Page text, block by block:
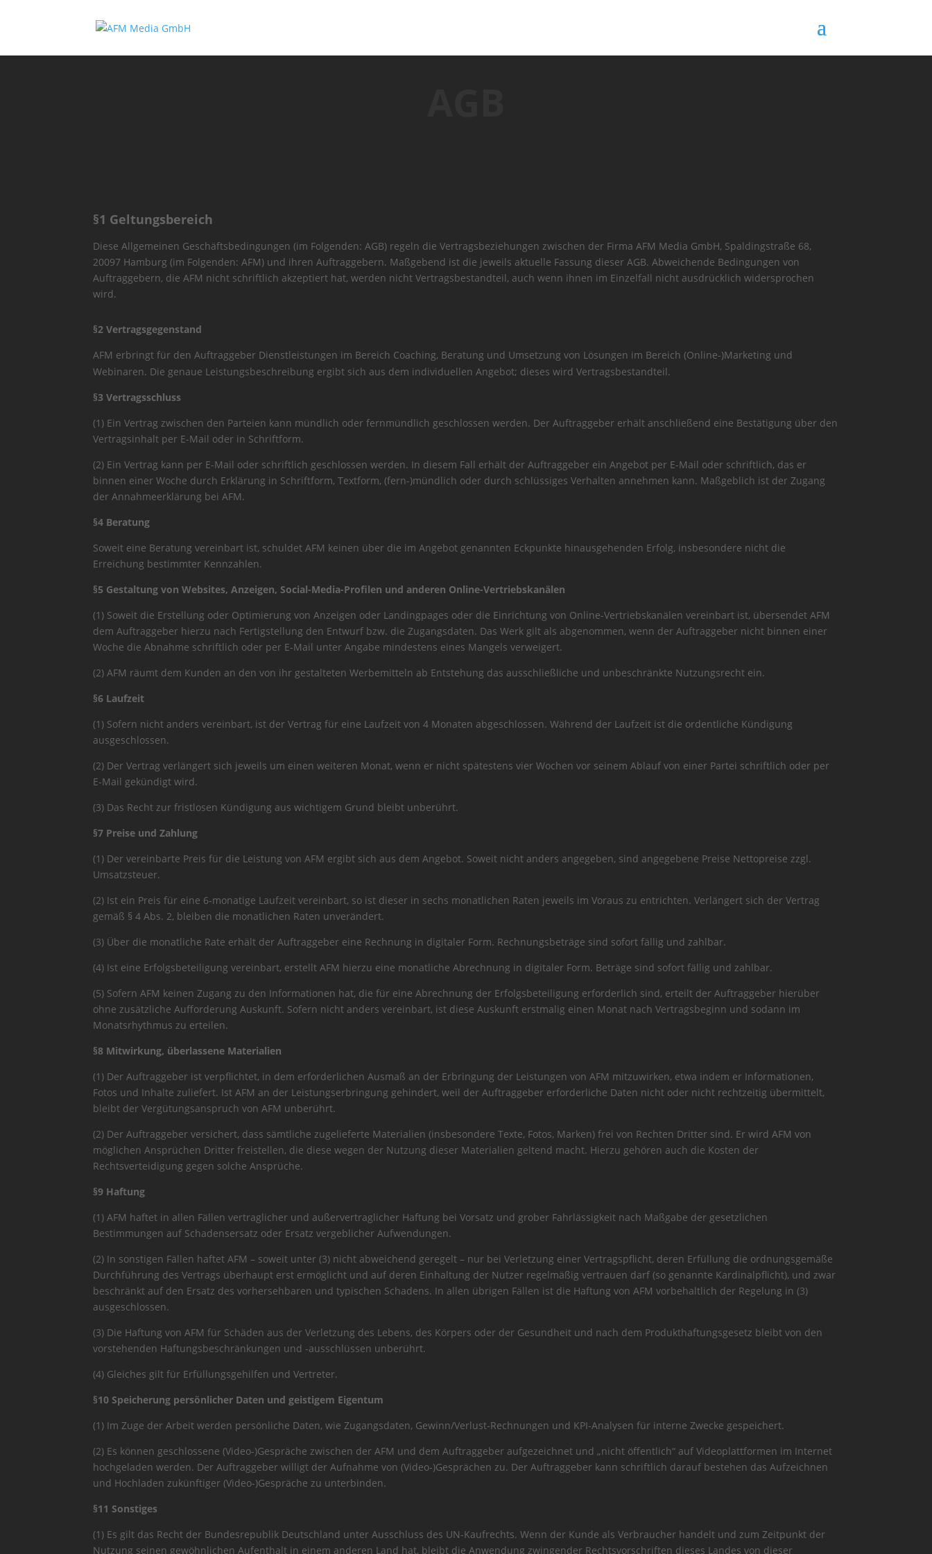
§1 Geltungsbereich
Diese Allgemeinen Geschäftsbedingungen (im Folgenden: AGB) regeln die Vertragsbeziehungen zwischen der Firma AFM Media GmbH, Spaldingstraße 68,
20097 Hamburg (im Folgenden: AFM) und ihren Auftraggebern. Maßgebend ist die jeweils aktuelle Fassung dieser AGB. Abweichende Bedingungen von
Auftraggebern, die AFM nicht schriftlich akzeptiert hat, werden nicht Vertragsbestandteil, auch wenn ihnen im Einzelfall nicht ausdrücklich widersprochen
wird.
§2 Vertragsgegenstand
AFM erbringt für den Auftraggeber Dienstleistungen im Bereich Coaching, Beratung und Umsetzung von Lösungen im Bereich (Online-)Marketing und
Webinaren. Die genaue Leistungsbeschreibung ergibt sich aus dem individuellen Angebot; dieses wird Vertragsbestandteil.
§3 Vertragsschluss
(1) Ein Vertrag zwischen den Parteien kann mündlich oder fernmündlich geschlossen werden. Der Auftraggeber erhält anschließend eine Bestätigung über den
Vertragsinhalt per E-Mail oder in Schriftform.
(2) Ein Vertrag kann per E-Mail oder schriftlich geschlossen werden. In diesem Fall erhält der Auftraggeber ein Angebot per E-Mail oder schriftlich, das er
binnen einer Woche durch Erklärung in Schriftform, Textform, (fern-)mündlich oder durch schlüssiges Verhalten annehmen kann. Maßgeblich ist der Zugang
der Annahmeerklärung bei AFM.
§4 Beratung
Soweit eine Beratung vereinbart ist, schuldet AFM keinen über die im Angebot genannten Eckpunkte hinausgehenden Erfolg, insbesondere nicht die
Erreichung bestimmter Kennzahlen.
§5 Gestaltung von Websites, Anzeigen, Social-Media-Profilen und anderen Online-Vertriebskanälen
(1) Soweit die Erstellung oder Optimierung von Anzeigen oder Landingpages oder die Einrichtung von Online-Vertriebskanälen vereinbart ist, übersendet AFM
dem Auftraggeber hierzu nach Fertigstellung den Entwurf bzw. die Zugangsdaten. Das Werk gilt als abgenommen, wenn der Auftraggeber nicht binnen einer
Woche die Abnahme schriftlich oder per E-Mail unter Angabe mindestens eines Mangels verweigert.
(2) AFM räumt dem Kunden an den von ihr gestalteten Werbemitteln ab Entstehung das ausschließliche und unbeschränkte Nutzungsrecht ein.
§6 Laufzeit
(1) Sofern nicht anders vereinbart, ist der Vertrag für eine Laufzeit von 4 Monaten abgeschlossen. Während der Laufzeit ist die ordentliche Kündigung
ausgeschlossen.
(2) Der Vertrag verlängert sich jeweils um einen weiteren Monat, wenn er nicht spätestens vier Wochen vor seinem Ablauf von einer Partei schriftlich oder per
E-Mail gekündigt wird.
(3) Das Recht zur fristlosen Kündigung aus wichtigem Grund bleibt unberührt.
§7 Preise und Zahlung
(1) Der vereinbarte Preis für die Leistung von AFM ergibt sich aus dem Angebot. Soweit nicht anders angegeben, sind angegebene Preise Nettopreise zzgl.
Umsatzsteuer.
(2) Ist ein Preis für eine 6-monatige Laufzeit vereinbart, so ist dieser in sechs monatlichen Raten jeweils im Voraus zu entrichten. Verlängert sich der Vertrag
gemäß § 4 Abs. 2, bleiben die monatlichen Raten unverändert.
(3) Über die monatliche Rate erhält der Auftraggeber eine Rechnung in digitaler Form. Rechnungsbeträge sind sofort fällig und zahlbar.
(4) Ist eine Erfolgsbeteiligung vereinbart, erstellt AFM hierzu eine monatliche Abrechnung in digitaler Form. Beträge sind sofort fällig und zahlbar.
(5) Sofern AFM keinen Zugang zu den Informationen hat, die für eine Abrechnung der Erfolgsbeteiligung erforderlich sind, erteilt der Auftraggeber hierüber
ohne zusätzliche Aufforderung Auskunft. Sofern nicht anders vereinbart, ist diese Auskunft erstmalig einen Monat nach Vertragsbeginn und sodann im
Monatsrhythmus zu erteilen.
§8 Mitwirkung, überlassene Materialien
(1) Der Auftraggeber ist verpflichtet, in dem erforderlichen Ausmaß an der Erbringung der Leistungen von AFM mitzuwirken, etwa indem er Informationen,
Fotos und Inhalte zuliefert. Ist AFM an der Leistungserbringung gehindert, weil der Auftraggeber erforderliche Daten nicht oder nicht rechtzeitig übermittelt,
bleibt der Vergütungsanspruch von AFM unberührt.
(2) Der Auftraggeber versichert, dass sämtliche zugelieferte Materialien (insbesondere Texte, Fotos, Marken) frei von Rechten Dritter sind. Er wird AFM von
möglichen Ansprüchen Dritter freistellen, die diese wegen der Nutzung dieser Materialien geltend macht. Hierzu gehören auch die Kosten der
Rechtsverteidigung gegen solche Ansprüche.
§9 Haftung
(1) AFM haftet in allen Fällen vertraglicher und außervertraglicher Haftung bei Vorsatz und grober Fahrlässigkeit nach Maßgabe der gesetzlichen
Bestimmungen auf Schadensersatz oder Ersatz vergeblicher Aufwendungen.
(2) In sonstigen Fällen haftet AFM – soweit unter (3) nicht abweichend geregelt – nur bei Verletzung einer Vertragspflicht, deren Erfüllung die ordnungsgemäße
Durchführung des Vertrags überhaupt erst ermöglicht und auf deren Einhaltung der Nutzer regelmäßig vertrauen darf (so genannte Kardinalpflicht), und zwar
beschränkt auf den Ersatz des vorhersehbaren und typischen Schadens. In allen übrigen Fällen ist die Haftung von AFM vorbehaltlich der Regelung in (3)
ausgeschlossen.
(3) Die Haftung von AFM für Schäden aus der Verletzung des Lebens, des Körpers oder der Gesundheit und nach dem Produkthaftungsgesetz bleibt von den
vorstehenden Haftungsbeschränkungen und -ausschlüssen unberührt.
(4) Gleiches gilt für Erfüllungsgehilfen und Vertreter.
§10 Speicherung persönlicher Daten und geistigem Eigentum
(1) Im Zuge der Arbeit werden persönliche Daten, wie Zugangsdaten, Gewinn/Verlust-Rechnungen und KPI-Analysen für interne Zwecke gespeichert.
(2) Es können geschlossene (Video-)Gespräche zwischen der AFM und dem Auftraggeber aufgezeichnet und „nicht öffentlich“ auf Videoplattformen im Internet
hochgeladen werden. Der Auftraggeber willigt der Aufnahme von (Video-)Gesprächen zu. Der Auftraggeber kann schriftlich darauf bestehen das Aufzeichnen
und Hochladen zukünftiger (Video-)Gespräche zu unterbinden.
§11 Sonstiges
(1) Es gilt das Recht der Bundesrepublik Deutschland unter Ausschluss des UN-Kaufrechts. Wenn der Kunde als Verbraucher handelt und zum Zeitpunkt der
Nutzung seinen gewöhnlichen Aufenthalt in einem anderen Land hat, bleibt die Anwendung zwingender Rechtsvorschriften dieses Landes von dieser